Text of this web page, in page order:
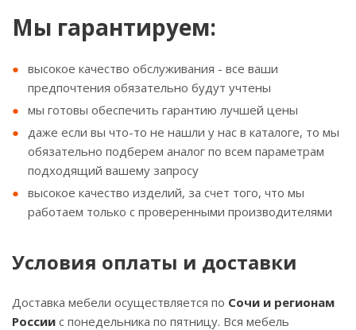
Мы гарантируем:
высокое качество обслуживания - все ваши
предпочтения обязательно будут учтены
мы готовы обеспечить гарантию лучшей цены
даже если вы что-то не нашли у нас в каталоге, то мы
обязательно подберем аналог по всем параметрам
подходящий вашему запросу
высокое качество изделий, за счет того, что мы
работаем только с проверенными производителями
Условия оплаты и доставки
Доставка мебели осуществляется по Сочи и регионам
России с понедельника по пятницу. Вся мебель